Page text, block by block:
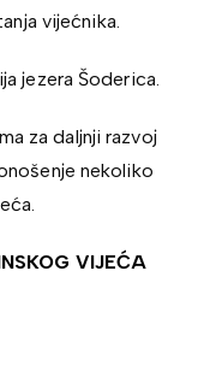
vijećnika.
jezera Šoderica.
za daljnji razvoj
nekoliko
VIJEĆA